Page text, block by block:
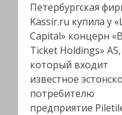
Петербургская
Kassir.ru купила у
Capital» концерн
Ticket Holdings»
который входит
известное
потребителю
предприятие